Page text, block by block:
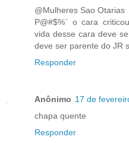
@Mulheres Sao Otarias
P@#$%¨ o cara
vida desse cara deve
deve ser parente do JR
Responder
Anônimo 17 de
chapa quente
Responder